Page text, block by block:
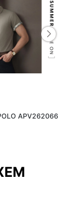
APV262066